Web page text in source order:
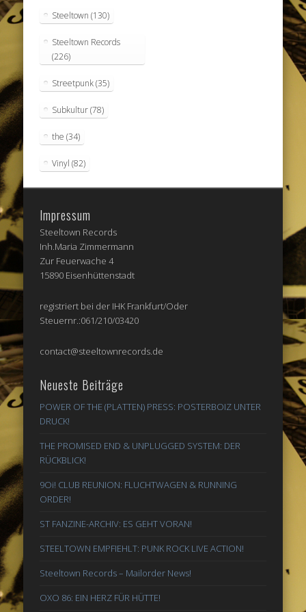
Steeltown (130)
Steeltown Records
(226)
Streetpunk(35)
Subkultur(78)
the (34)
Vinyl (82)
Impressum
Steeltown Records
Inh.Maria Zimmermann
Zur Feuerwache 4
15890 Eisenhüttenstadt
registriert bei der IHK Frankfurt/Oder
Steuernr.:061/210/03420
contact@steeltownrecords.de
Neueste Beiträge
POWER OF THE (PLATTEN) PRESS: POSTERBOIZ UNTER
DRUCK!
THE PROMISED END & UNPLUGGED SYSTEM: DER
RÜCKBLICK!
9Oi! CLUB REUNION: FLUCHTWAGEN & RUNNING
ORDER!
ST FANZINE-ARCHIV: ES GEHT VORAN!
STEELTOWN EMPFIEHLT: PUNK ROCK LIVE ACTION!
Steeltown Records – Mailorder News!
OXO 86: EIN HERZ FÜR HÜTTE!